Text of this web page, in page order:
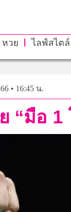
หวย ไลฟ์สไตล์
• 16:45 น.
“มือ